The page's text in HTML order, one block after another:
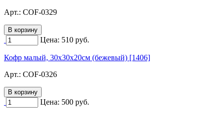
Арт.: COF-0329
Цена: 510 руб.
Кофр малый, 30х30х20см (бежевый) [1406]
Арт.: COF-0326
Цена: 500 руб.